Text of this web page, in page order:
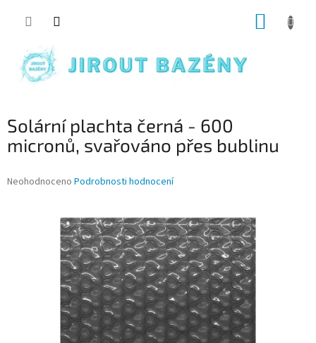
Solární plachta černá - 600
micronů, svařováno přes bublinu
Průměrné hodnocení produktu je 0,0 z 5 hvězdiček.
Neohodnoceno Podrobnosti hodnocení